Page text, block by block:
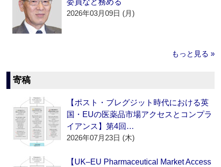
委員など務める
2026年03月09日 (月)
もっと見る »
寄稿
【ポスト・ブレグジット時代における英
国・EUの医薬品市場アクセスとコンプラ
イアンス】第4回…
2026年07月23日 (木)
【UK–EU Pharmaceutical Market Access